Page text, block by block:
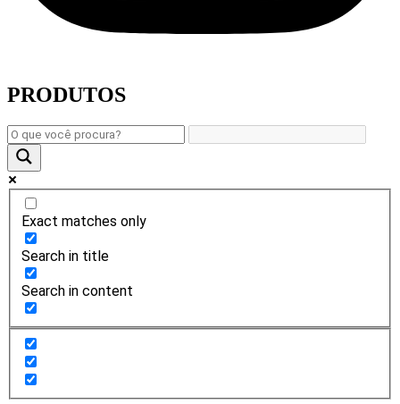
PRODUTOS
Exact matches only
Search in title
Search in content